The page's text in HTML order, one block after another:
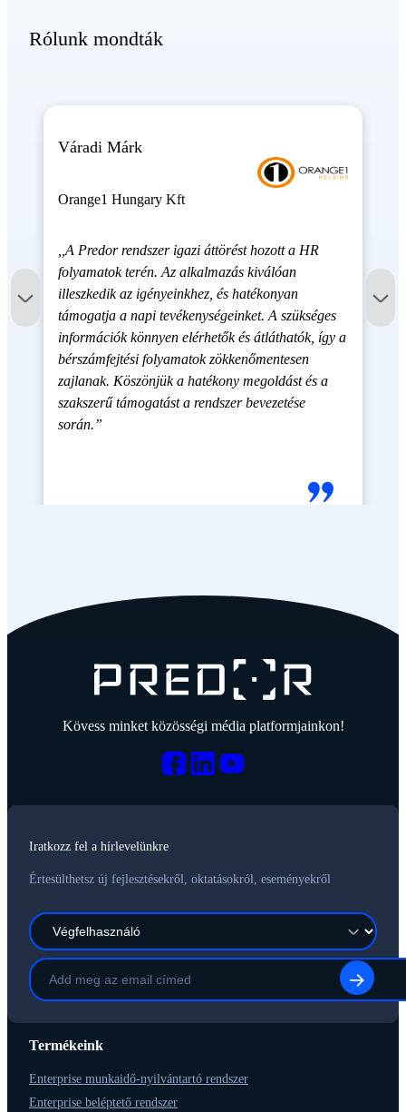
Rólunk mondták
Váradi Márk
Orange1 Hungary Kft
,,A Predor rendszer igazi áttörést hozott a HR
folyamatok terén. Az alkalmazás kiválóan
illeszkedik az igényeinkhez, és hatékonyan
támogatja a napi tevékenységeinket. A szükséges
információk könnyen elérhetők és átláthatók, így a
bérszámfejtési folyamatok zökkenőmentesen
zajlanak. Köszönjük a hatékony megoldást és a
szakszerű támogatást a rendszer bevezetése
során.”
Kövess minket közösségi média platformjainkon!
Termékeink
Enterprise munkaidő-nyilvántartó rendszer
Enterprise beléptető rendszer
Iratkozz fel a hírlevelünkre
Értesülthetsz új fejlesztésekről, oktatásokról, eseményekről